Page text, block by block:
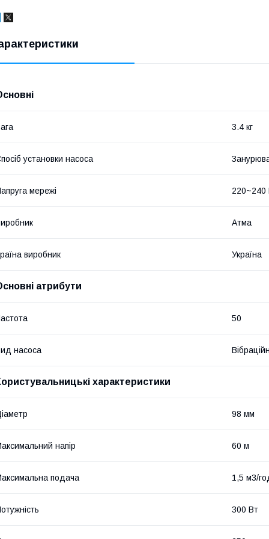
3.4 кг
установки насоса
мережі 220~240
Атма
виробник Україна
атрибути
50
насоса
характеристики
98 мм
напір 60 м
подача 1,5 м3/
300 Вт